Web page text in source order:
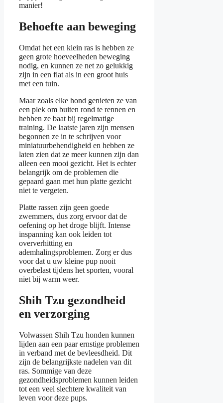
manier!
Behoefte aan beweging
Omdat het een klein ras is hebben ze
geen grote hoeveelheden beweging
nodig, en kunnen ze net zo gelukkig
zijn in een flat als in een groot huis
met een tuin.
Maar zoals elke hond genieten ze van
een plek om buiten rond te rennen en
hebben ze baat bij regelmatige
training. De laatste jaren zijn mensen
begonnen ze in te schrijven voor
miniatuurbehendigheid en hebben ze
laten zien dat ze meer kunnen zijn dan
alleen een mooi gezicht. Het is echter
belangrijk om de problemen die
gepaard gaan met hun platte gezicht
niet te vergeten.
Platte rassen zijn geen goede
zwemmers, dus zorg ervoor dat de
oefening op het droge blijft. Intense
inspanning kan ook leiden tot
oververhitting en
ademhalingsproblemen. Zorg er dus
voor dat u uw kleine pup nooit
overbelast tijdens het sporten, vooral
niet bij warm weer.
Shih Tzu gezondheid
en verzorging
Volwassen Shih Tzu honden kunnen
lijden aan een paar ernstige problemen
in verband met de bevleesdheid. Dit
zijn de belangrijkste nadelen van dit
ras. Sommige van deze
gezondheidsproblemen kunnen leiden
tot een veel slechtere kwaliteit van
leven voor deze pups.